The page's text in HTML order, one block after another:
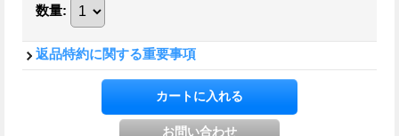
数量:
返品特約に関する重要事項